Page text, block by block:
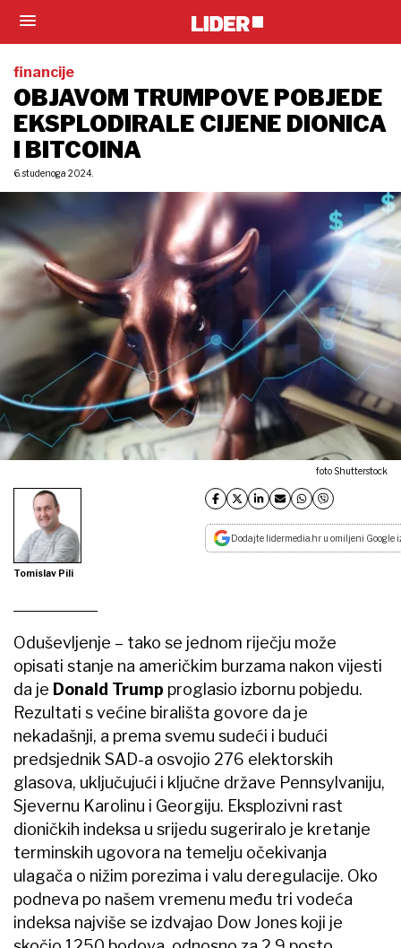
financije
OBJAVOM TRUMPOVE POBJEDE
EKSPLODIRALE CIJENE DIONICA
I BITCOINA
6. studenoga 2024.
foto Shutterstock
Tomislav Pili
Dodajte lidermedia.hr u omiljeni Google
Oduševljenje – tako se jednom riječju može
opisati stanje na američkim burzama nakon vijesti
da je Donald Trump proglasio izbornu pobjedu.
Rezultati s većine birališta govore da je
nekadašnji, a prema svemu sudeći i budući
predsjednik SAD-a osvojio 276 elektorskih
glasova, uključujući i ključne države Pennsylvaniju,
Sjevernu Karolinu i Georgiju. Eksplozivni rast
dioničkih indeksa u srijedu sugeriralo je kretanje
terminskih ugovora na temelju očekivanja
ulagača o nižim porezima i valu deregulacije. Oko
podneva po našem vremenu među tri vodeća
indeksa najviše se izdvajao Dow Jones koji je